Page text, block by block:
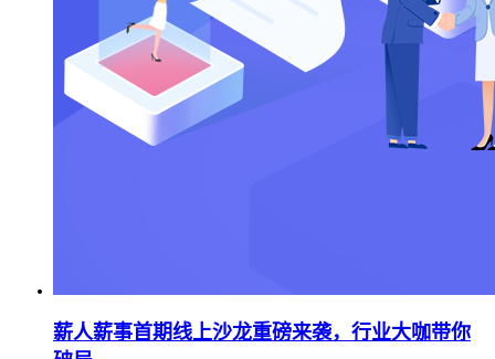
薪人薪事首期线上沙龙重磅来袭，行业大咖带你